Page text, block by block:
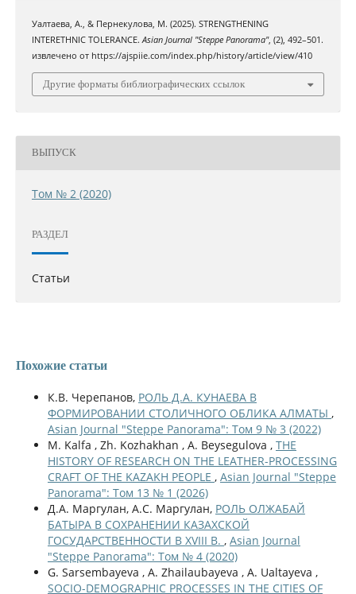
Уалтаева, А., & Пернекулова, М. (2025). STRENGTHENING
INTERETHNIC TOLERANCE.Asian Journal "Steppe Panorama", (2), 492–501.
извлечено от https://ajspiie.com/index.php/history/article/view/410
Другие форматы библиографических ссылок
ВЫПУСК
Том № 2 (2020)
РАЗДЕЛ
Статьи
Похожие статьи
К.В. Черепанов, РОЛЬ Д.А. КУНАЕВА В
ФОРМИРОВАНИИ СТОЛИЧНОГО ОБЛИКА АЛМАТЫ ,
Asian Journal "Steppe Panorama": Том 9 № 3 (2022)
M. Kalfa , Zh. Kozhakhan , A. Beysegulova , THE
HISTORY OF RESEARCH ON THE LEATHER-PROCESSING
CRAFT OF THE KAZAKH PEOPLE , Asian Journal "Steppe
Panorama": Том 13 № 1 (2026)
Д.А. Маргулан, А.С. Маргулан, РОЛЬ ОЛЖАБАЙ
БАТЫРА В СОХРАНЕНИИ КАЗАХСКОЙ
ГОСУДАРСТВЕННОСТИ В XVIII В. , Asian Journal
"Steppe Panorama": Том № 4 (2020)
G. Sarsembayeva , A. Zhailaubayeva , A. Ualtayeva ,
SOCIO-DEMOGRAPHIC PROCESSES IN THE CITIES OF